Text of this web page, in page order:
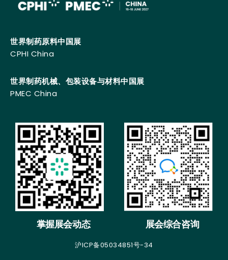
世界制药原料中国展
CPHI China
世界制药机械、包装设备与材料中国展
PMEC China
掌握展会动态 展会综合咨询
沪ICP备05034851号-34